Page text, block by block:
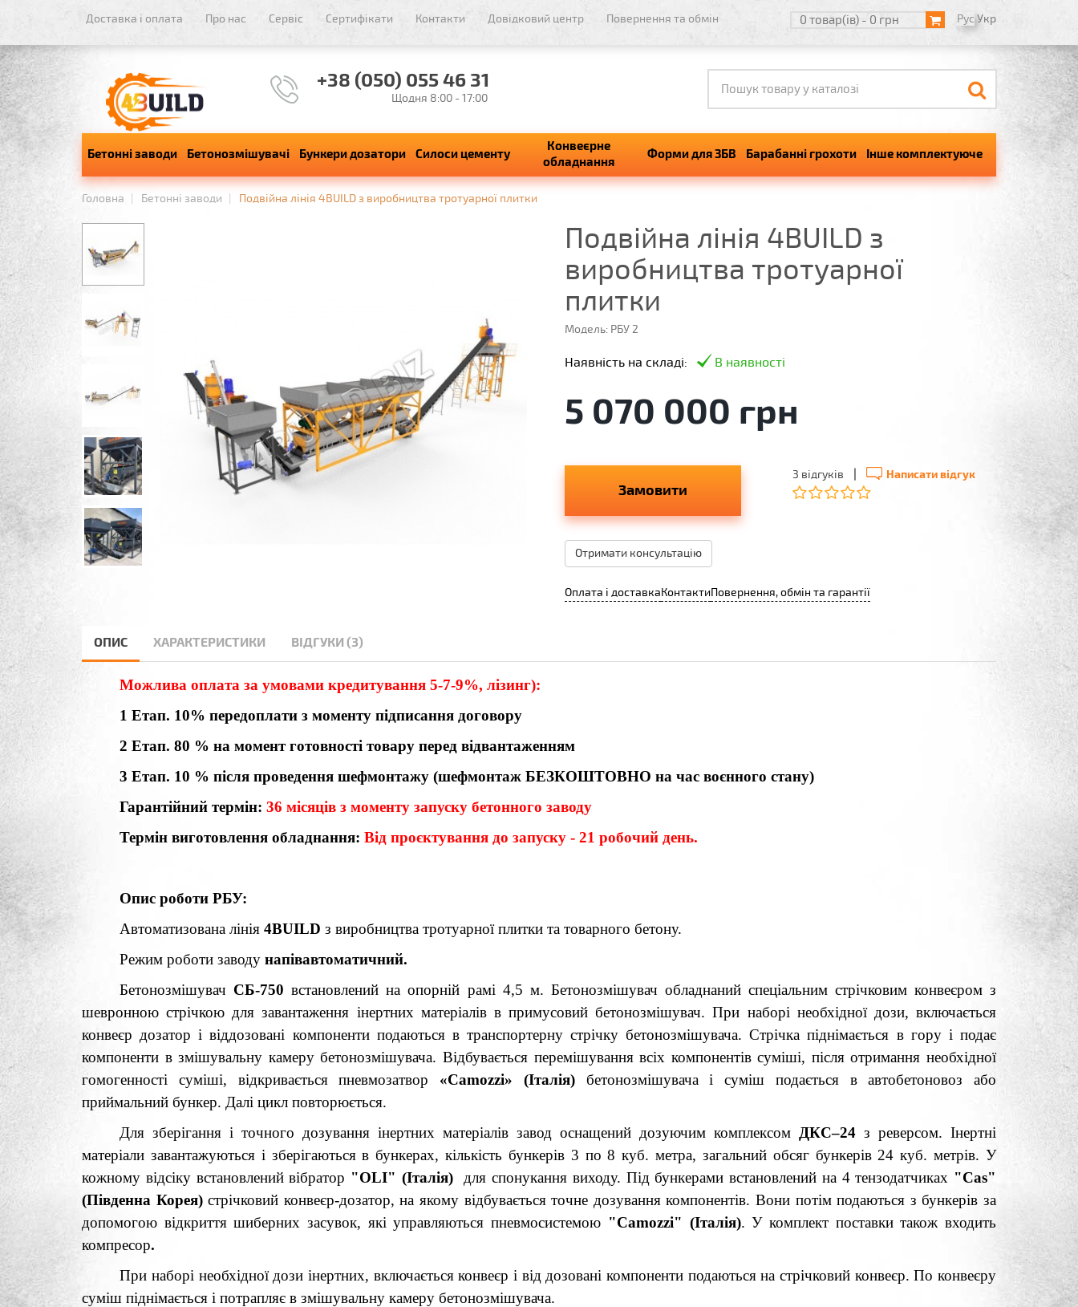
Доставка і оплата Про нас Сервіс Сертифікати Контакти Довідковий центр Повернення та обмін 0 товар(ів) - 0 грн РусУкр
+38 (050) 055 46 31
Щодня 8:00 - 17:00
Бетонні заводи Бетонозмішувачі Бункери дозатори Силоси цементу
Конвеєрне
обладнання
Форми для ЗБВ Барабанні грохоти Інше комплектуюче
Головна Бетонні заводи Подвійна лінія 4BUILD з виробництва тротуарної плитки
Подвійна лінія 4BUILD з
виробництва тротуарної
плитки
Модель: РБУ 2
Наявність на складі: В наявності
5 070 000 грн
Замовити
Отримати консультацію
3 відгуків Написати відгук
Оплата і доставкаКонтактиПовернення, обмін та гарантії
ОПИС ХАРАКТЕРИСТИКИ ВІДГУКИ (3)
Можлива оплата за умовами кредитування 5-7-9%, лізинг):
1 Етап. 10% передоплати з моменту підписання договору
2 Етап. 80 % на момент готовності товару перед відвантаженням
3 Етап. 10 % після проведення шефмонтажу (шефмонтаж БЕЗКОШТОВНО на час воєнного стану)
Гарантійний термін:36 місяців з моменту запуску бетонного заводу
Термін виготовлення обладнання:Від проєктування до запуску - 21 робочий день.
Опис роботи РБУ:
Автоматизована лінія4BUILD з виробництва тротуарної плитки та товарного бетону.
Режим роботи заводунапівавтоматичний.
Бетонозмішувач СБ-750 встановлений на опорній рамі 4,5 м. Бетонозмішувач обладнаний спеціальним стрічковим конвеєром з
шевронною стрічкою для завантаження інертних матеріалів в примусовий бетонозмішувач. При наборі необхідної дози, включається
конвеєр дозатор і віддозовані компоненти подаються в транспортерну стрічку бетонозмішувача. Стрічка піднімається в гору і подає
компоненти в змішувальну камеру бетонозмішувача. Відбувається перемішування всіх компонентів суміші, після отримання необхідної
гомогенності суміші, відкривається пневмозатвор «Camozzi» (Італія)бетонозмішувача і суміш подається в автобетоновоз або
приймальний бункер. Далі цикл повторюється.
Для зберігання і точного дозування інертних матеріалів завод оснащений дозуючим комплексом ДКС–24 з реверсом. Інертні
матеріали завантажуються і зберігаються в бункерах, кількість бункерів 3 по 8 куб. метра, загальний обсяг бункерів 24 куб. метрів. У
кожному відсіку встановлений вібратор "OLI" (Італія)для спонукання виходу. Під бункерами встановлений на 4 тензодатчиках "Cas"
(Південна Корея)стрічковий конвеєр-дозатор, на якому відбувається точне дозування компонентів. Вони потім подаються з бункерів за
допомогою відкриття шиберних засувок, які управляються пневмосистемою "Camozzi" (Італія). У комплект поставки також входить
компресор.
При наборі необхідної дози інертних, включається конвеєр і від дозовані компоненти подаються на стрічковий конвеєр. По конвеєру
суміш піднімається і потрапляє в змішувальну камеру бетонозмішувача.